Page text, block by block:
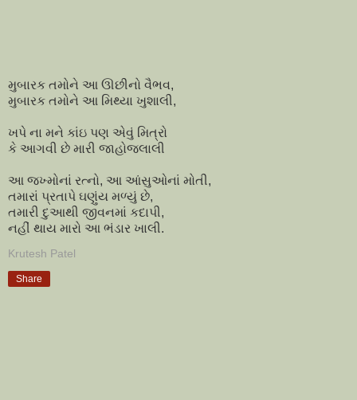
મુબારક તમોને આ ઊછીનો વૈભવ,
મુબારક તમોને આ મિથ્યા ખુશાલી,
ખપે ના મને કાંઇ પણ એવું મિત્રો
કે આગવી છે મારી જાહોજલાલી
આ જખ્મોનાં રત્નો, આ આંસુઓનાં મોતી,
તમારાં પ્રતાપે ઘણુંય મળ્યું છે,
તમારી દુઆથી જીવનમાં કદાપી,
નહીં થાય મારો આ ભંડાર ખાલી.
Krutesh Patel
Share